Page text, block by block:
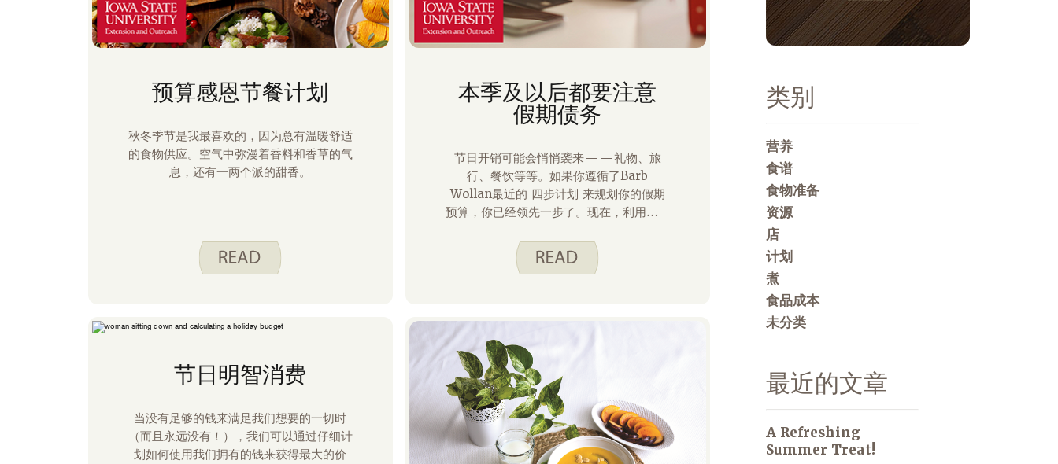
预算感恩节餐计划
秋冬季节是我最喜欢的，因为总有温暖舒适
的食物供应。空气中弥漫着香料和香草的气
息，还有一两个派的甜香。
本季及以后都要注意
假期债务
节日开销可能会悄悄袭来——礼物、旅
行、餐饮等等。如果你遵循了Barb
Wollan最近的 四步计划 来规划你的假期
预算，你已经领先一步了。现在，利用爱荷
资源，在这个假期及以后，保持对个人财务
的关注和掌控！
节日明智消费
当没有足够的钱来满足我们想要的一切时
（而且永远没有！），我们可以通过仔细计
划如何使用我们拥有的钱来获得最大的价
类别
营养
食谱
食物准备
资源
店
计划
煮
食品成本
未分类
最近的文章
A Refreshing
Summer Treat!